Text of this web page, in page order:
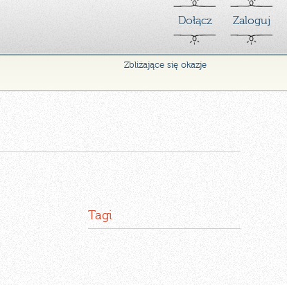
Dołącz Zaloguj
Zbliżające się okazje
Tagi